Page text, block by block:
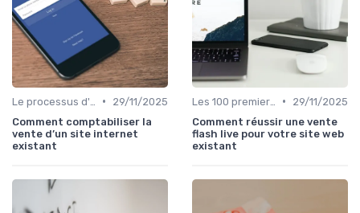
•
29/11/2025
Comment comptabiliser la
vente d’un site internet
existant
•
29/11/2025
Comment réussir une vente
flash live pour votre site web
existant